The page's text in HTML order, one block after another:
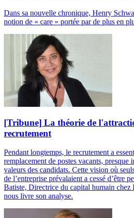
Dans sa nouvelle chronique, Henry
notion de « care » portée par de plus en
[Tribune] La théorie de
recrutement
Pendant longtemps, le recrutement a
remplacement de postes vacants, presque
valeurs des candidats. Cette vision où
de l’entreprise prévalaient a cessé d’être
Batiste, Directrice du capital humain chez
nous livre son analyse.